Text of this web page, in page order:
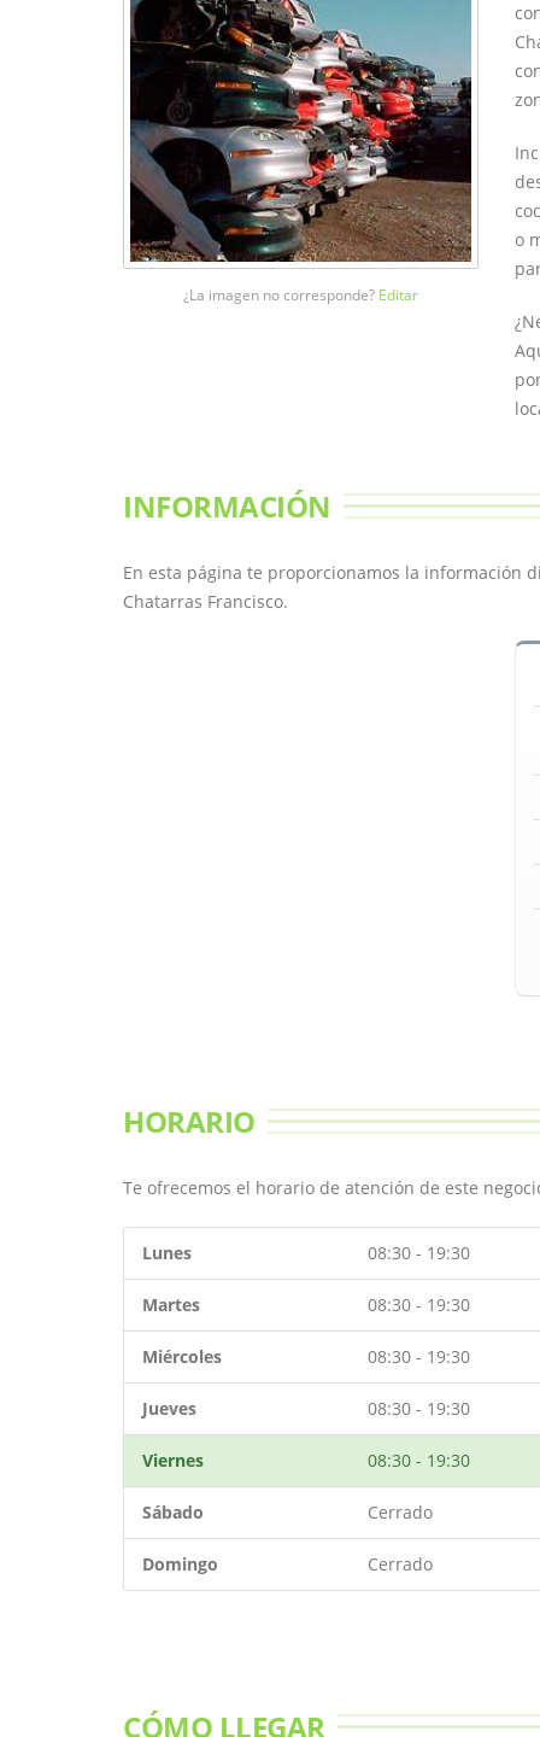
¿La imagen no corresponde? Editar
o
INFORMACIÓN
En esta página te proporcionamos la información
Chatarras Francisco.
HORARIO
Te ofrecemos el horario de atención de este
Lunes 08:30 - 19:30
Martes 08:30 - 19:30
Miércoles 08:30 - 19:30
Jueves 08:30 - 19:30
Viernes 08:30 - 19:30
Sábado Cerrado
Domingo Cerrado
CÓMO LLEGAR